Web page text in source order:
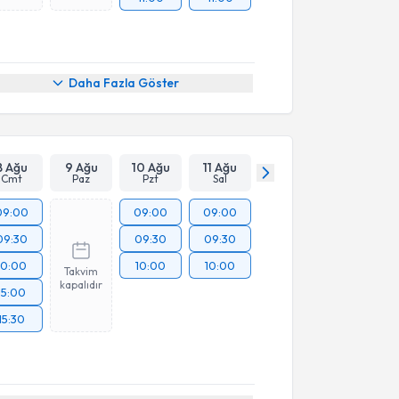
Daha Fazla Göster
Ağu
Cmt
9 Ağu
Paz
10 Ağu
Pzt
11 Ağu
Sal
Takvim
kapalıdır
09:00
09:30
10:00
09:00
09:30
10:00